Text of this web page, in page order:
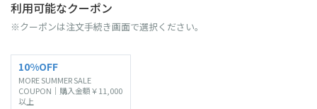
利用可能なクーポン
※クーポンは注文手続き画面で選択ください。
10%OFF
MORE SUMMER SALE
COUPON｜購入金額￥11,000
以上